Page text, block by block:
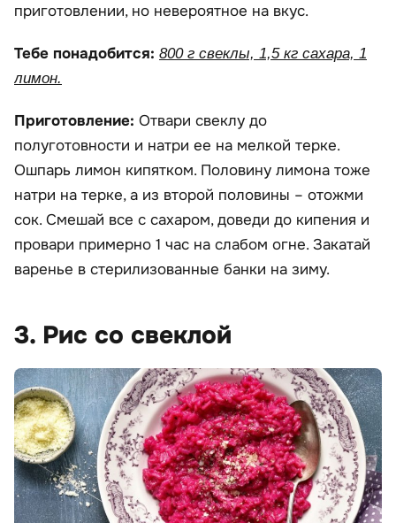
приготовлении, но невероятное на вкус.
Тебе понадобится: 800 г свеклы, 1,5 кг сахара, 1
лимон.
Приготовление: Отвари свеклу до
полуготовности и натри ее на мелкой терке.
Ошпарь лимон кипятком. Половину лимона тоже
натри на терке, а из второй половины – отожми
сок. Смешай все с сахаром, доведи до кипения и
провари примерно 1 час на слабом огне. Закатай
варенье в стерилизованные банки на зиму.
3. Рис со свеклой